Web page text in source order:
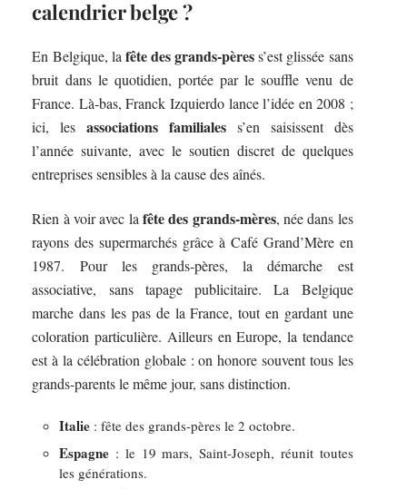
calendrier belge ?
En Belgique, lafête des grands-pèress’est glissée sans
bruit dans le quotidien, portée par le souffle venu de
France. Là-bas, Franck Izquierdo lance l’idée en 2008 ;
ici, lesassociations familiales s’en saisissent dès
l’année suivante, avec le soutien discret de quelques
entreprises sensibles à la cause des aînés.
Rien à voir avec la fête des grands-mères, née dans les
rayons des supermarchés grâce à Café Grand’Mère en
1987. Pour les grands-pères, la démarche est
associative, sans tapage publicitaire. La Belgique
marche dans les pas de la France, tout en gardant une
coloration particulière. Ailleurs en Europe, la tendance
est à la célébration globale : on honore souvent tous les
grands-parents le même jour, sans distinction.
Italie : fête des grands-pères le 2 octobre.
Espagne : le 19 mars, Saint-Joseph, réunit toutes
les générations.